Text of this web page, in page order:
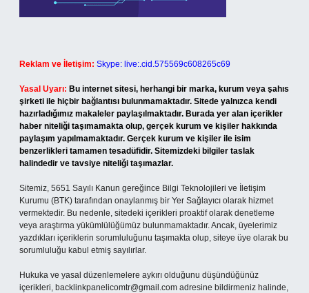
Reklam ve İletişim: Skype: live:.cid.575569c608265c69
Yasal Uyarı: Bu internet sitesi, herhangi bir marka, kurum veya şahıs
şirketi ile hiçbir bağlantısı bulunmamaktadır. Sitede yalnızca kendi
hazırladığımız makaleler paylaşılmaktadır. Burada yer alan içerikler
haber niteliği taşımamakta olup, gerçek kurum ve kişiler hakkında
paylaşım yapılmamaktadır. Gerçek kurum ve kişiler ile isim
benzerlikleri tamamen tesadüfidir. Sitemizdeki bilgiler taslak
halindedir ve tavsiye niteliği taşımazlar.
Sitemiz, 5651 Sayılı Kanun gereğince Bilgi Teknolojileri ve İletişim
Kurumu (BTK) tarafından onaylanmış bir Yer Sağlayıcı olarak hizmet
vermektedir. Bu nedenle, sitedeki içerikleri proaktif olarak denetleme
veya araştırma yükümlülüğümüz bulunmamaktadır. Ancak, üyelerimiz
yazdıkları içeriklerin sorumluluğunu taşımakta olup, siteye üye olarak bu
sorumluluğu kabul etmiş sayılırlar.
Hukuka ve yasal düzenlemelere aykırı olduğunu düşündüğünüz
içerikleri, backlinkpanelicomtr@gmail.com adresine bildirmeniz halinde,